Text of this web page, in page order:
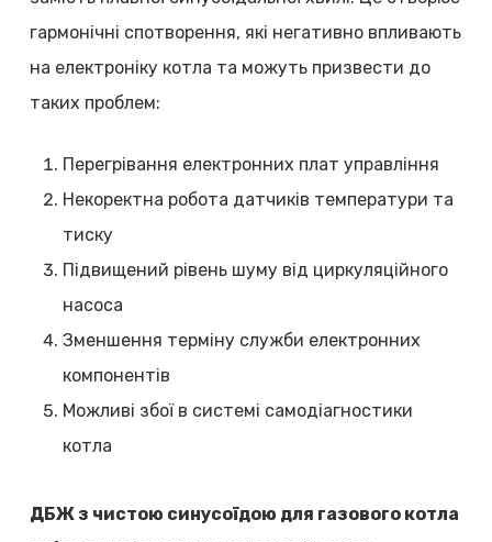
гармонічні спотворення, які негативно впливають
на електроніку котла та можуть призвести до
таких проблем:
Перегрівання електронних плат управління
Некоректна робота датчиків температури та
тиску
Підвищений рівень шуму від циркуляційного
насоса
Зменшення терміну служби електронних
компонентів
Можливі збої в системі самодіагностики
котла
ДБЖ з чистою синусоїдою для газового котла